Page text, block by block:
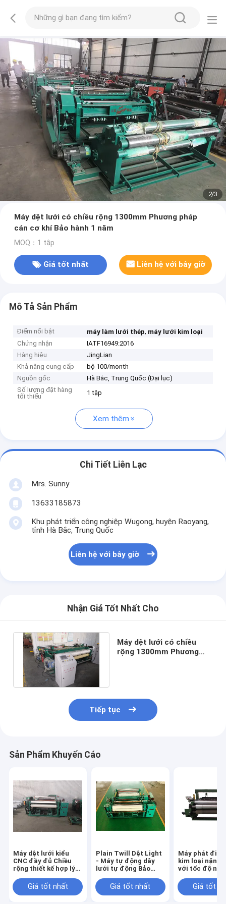
2/3
Máy dệt lưới có chiều rộng 1300mm Phương pháp
cán cơ khí Bảo hành 1 năm
MOQ：1 tập
Giá tốt nhất Liên hệ với bây giờ
Mô Tả Sản Phẩm
Điểm nổi bật máy làm lưới thép, máy lưới kim loại
Chứng nhận
IATF16949:2016
Hàng hiệu
JingLian
Khả năng cung cấp
bộ 100/month
Nguồn gốc
Hà Bắc, Trung Quốc (Đại lục)
Số lượng đặt hàng
tối thiểu
1 tập
Xem thêm
Chi Tiết Liên Lạc
Mrs. Sunny
13633185873
Khu phát triển công nghiệp Wugong, huyện Raoyang,
tỉnh Hà Bắc, Trung Quốc
Liên hệ với bây giờ
Nhận Giá Tốt Nhất Cho
Máy dệt lưới có chiều
rộng 1300mm Phương
Tiếp tục
Sản Phẩm Khuyến Cáo
Máy dệt lưới kiểu
CNC đầy đủ Chiều
rộng thiết kế hợp lý
Giá tốt nhất
Plain Twill Dệt Light
- Máy tự động dây
lưới tự động Bảo
Giá tốt nhất
Máy phát điện
kim loại nặng
với tốc độ
Giá tốt